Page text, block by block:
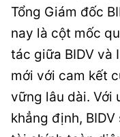
Tổng Giám đốc
nay là cột mốc
tác giữa BIDV và
mới với cam kết
vững lâu dài. Với
khẳng định,